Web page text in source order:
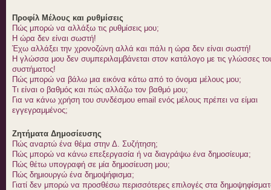
Προφίλ Μέλους και ρυθμίσεις
Πώς μπορώ να αλλάξω τις ρυθμίσεις μου;
Η ώρα δεν είναι σωστή!
Έχω αλλάξει την χρονοζώνη αλλά και πάλι η ώρα δεν είναι σωστή!
Η γλώσσα μου δεν συμπεριλαμβάνεται στον κατάλογο με τις γλώσσες
συστήματος!
Πώς μπορώ να βάλω μια εικόνα κάτω από το όνομα μέλους μου;
Τι είναι ο βαθμός και πώς αλλάζω τον βαθμό μου;
Για να κάνω χρήση του συνδέσμου email ενός μέλους πρέπει να είμαι
εγγεγραμμένος;
Ζητήματα Δημοσίευσης
Πώς αναρτώ ένα θέμα στην Δ. Συζήτηση;
Πώς μπορώ να κάνω επεξεργασία ή να διαγράψω ένα δημοσίευμα;
Πώς θέτω υπογραφή σε μία δημοσίευση μου;
Πώς δημιουργώ ένα δημοψήφισμα;
Γιατί δεν μπορώ να προσθέσω περισσότερες επιλογές στα